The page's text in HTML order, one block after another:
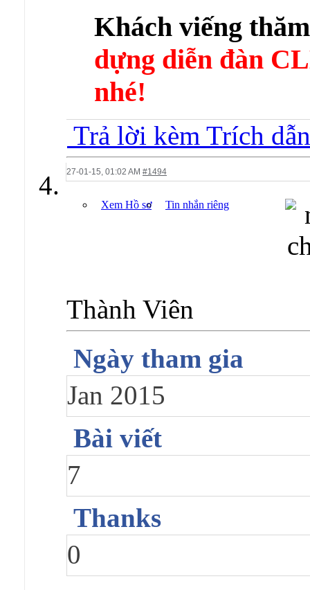
Khách viếng
dựng diễn đàn
nhé!
Trả lời kèm Trích dẫn
27-01-15, 01:02 AM #1494
Xem Hồ sơ Tin nhắn riêng
Thành Viên
Ngày tham gia
Jan 2015
Bài viết
7
Thanks
0